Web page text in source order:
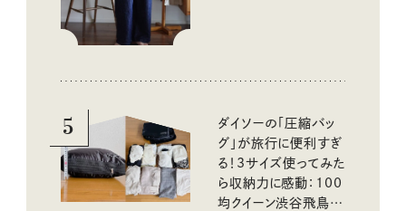
5
ダイソーの「圧縮バッ
グ」が旅行に便利すぎ
る！3サイズ使ってみた
ら収納力に感動：100
均クイーン渋谷飛鳥の